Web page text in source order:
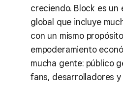
creciendo. Block es un
global que incluye
con un mismo
empoderamiento
mucha gente: público
fans, desarrolladores